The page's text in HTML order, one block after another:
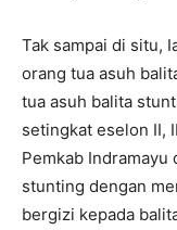
Tak sampai di situ,
orang tua asuh
tua asuh balita
setingkat eselon II,
Pemkab Indramayu
stunting dengan
bergizi kepada